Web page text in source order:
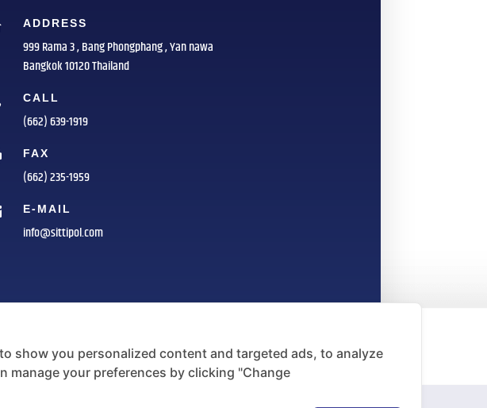
ADDRESS
999 Rama 3 , Bang Phongphang , Yan nawa
Bangkok 10120 Thailand
CALL
(662) 639-1919
FAX
(662) 235-1959
E-MAIL
info@sittipol.com
show you personalized content and targeted ads, to analyze
your preferences by clicking "Change